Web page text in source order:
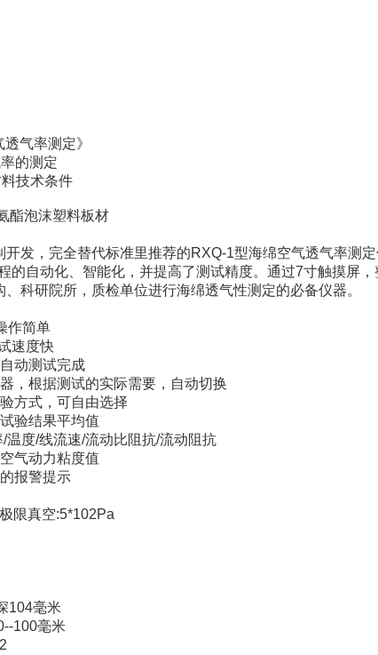
气率测定》
的测定
技术条件
酯泡沫塑料板材
发，完全替代标准里推荐的RXQ-1型海绵空气透气率测
的自动化、智能化，并提高了测试精度。通过7寸触摸屏
科研院所，质检单位进行海绵透气性测定的必备仪器。
作简单
速度快
动测试完成
，根据测试的实际需要，自动切换
方式，可自由选择
验结果平均值
度/线流速/流动比阻抗/流动阻抗
气动力粘度值
报警提示
限真空:5*102Pa
104毫米
100毫米